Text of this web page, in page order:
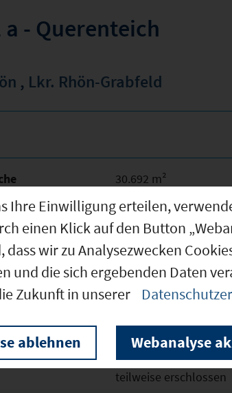
- Querenteich
, Lkr. Rhön-Grabfeld
30.692 m²
30.692 m²
30.692 m²
Querenteich
in Aufstellung
0,8
1,6
4958/0
teilweise erschlossen
Ihre Einwilligung erteilen,
einen Klick auf den Button
dass wir zu Analysezwecken
und die sich ergebenden Daten
Zukunft in unserer
ablehnen Webanalyse